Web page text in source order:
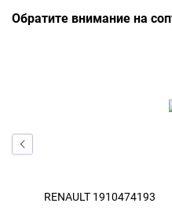
Обратите внимание на
RENAULT 1910474193